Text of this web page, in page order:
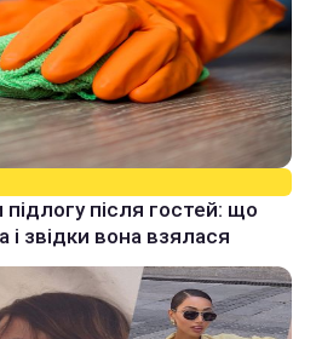
після гостей: що
звідки вона взялася